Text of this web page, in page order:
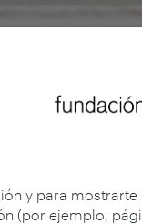
y para
(por ejemplo,